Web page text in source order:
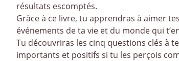
résultats escomptés.
Grâce à ce livre, tu apprendras à aimer
événements de ta vie et du monde qui
Tu découvriras les cinq questions clés à
importants et positifs si tu les perçois